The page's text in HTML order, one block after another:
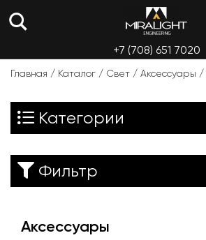
+7 (708) 651 7020
Главная / Каталог / Свет / Аксессуары /
Аксессуары
Категории
Фильтр